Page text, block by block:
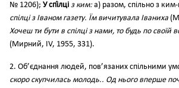
№ 1206); У спі́лці з ким: а) разом, спільно з
спілці з Іваном газету. Їм вичитувала Іваниха
Хочеш ти бути в спілці з нами, то будь по своїй
(Мирний, IV, 1955, 331).
2. Об’єднання людей, пов’язаних спільними
скоро скупчилась молодь.. Од нього вперше